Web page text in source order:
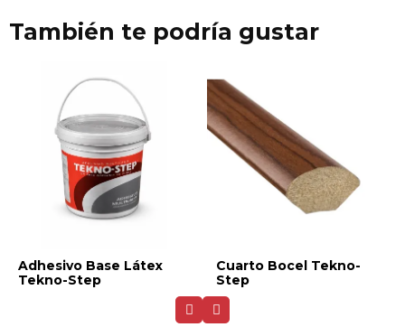
También te podría gustar
Adhesivo Base Látex
Tekno-Step
Cuarto Bocel Tekno-
Step